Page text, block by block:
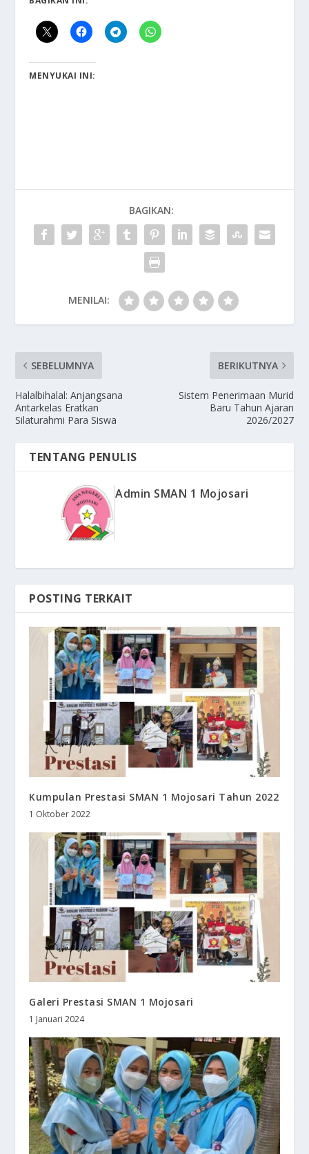
MENYUKAI INI:
BAGIKAN:
MENILAI:
SEBELUMNYA
Halalbihalal: Anjangsana
Antarkelas Eratkan
Silaturahmi Para Siswa
BERIKUTNYA
Sistem Penerimaan Murid
Baru Tahun Ajaran
2026/2027
TENTANG PENULIS
Admin SMAN 1 Mojosari
POSTING TERKAIT
Kumpulan Prestasi SMAN 1 Mojosari Tahun 2022
1 Oktober 2022
Galeri Prestasi SMAN 1 Mojosari
1 Januari 2024